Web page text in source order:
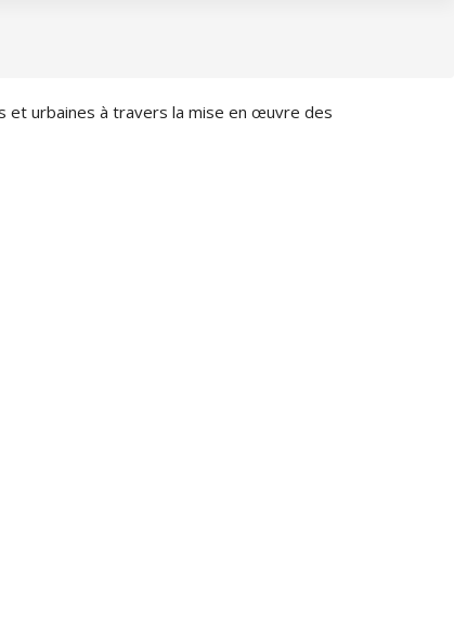
et urbaines à travers la mise en œuvre des